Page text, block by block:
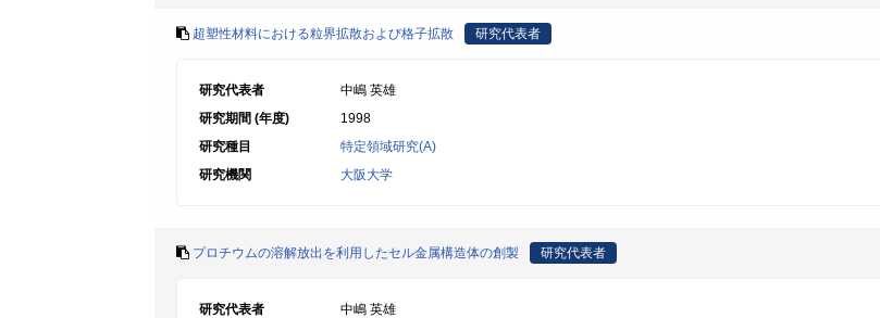
超塑性材料における粒界拡散および格子拡散 研究代表者
研究代表者
中嶋 英雄
研究期間 (年度)
1998
研究種目
特定領域研究(A)
研究機関
大阪大学
プロチウムの溶解放出を利用したセル金属構造体の創製 研究代表者
研究代表者
中嶋 英雄